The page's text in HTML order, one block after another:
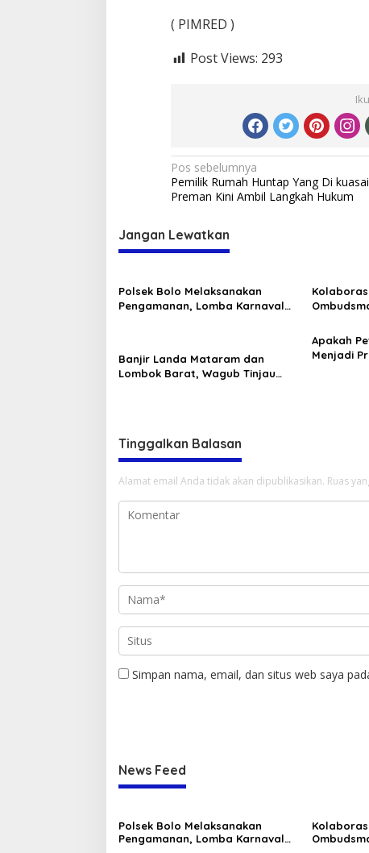
( PIMRED )
Post Views: 293
Navigasi
pos
Pos sebelumnya
Pemilik Rumah Huntap Yang Di kuasai
Preman Kini Ambil Langkah Hukum
Jangan Lewatkan
Polsek Bolo Melaksanakan
Pengamanan, Lomba Karnaval
Banjir Landa Mataram dan
Lombok Barat, Wagub Tinjau
Apakah
Menjadi
Tinggalkan Balasan
Alamat email Anda tidak akan dipublikasikan. Ruas
Simpan nama, email, dan situs web saya
News Feed
Polsek Bolo Melaksanakan
Pengamanan, Lomba Karnaval